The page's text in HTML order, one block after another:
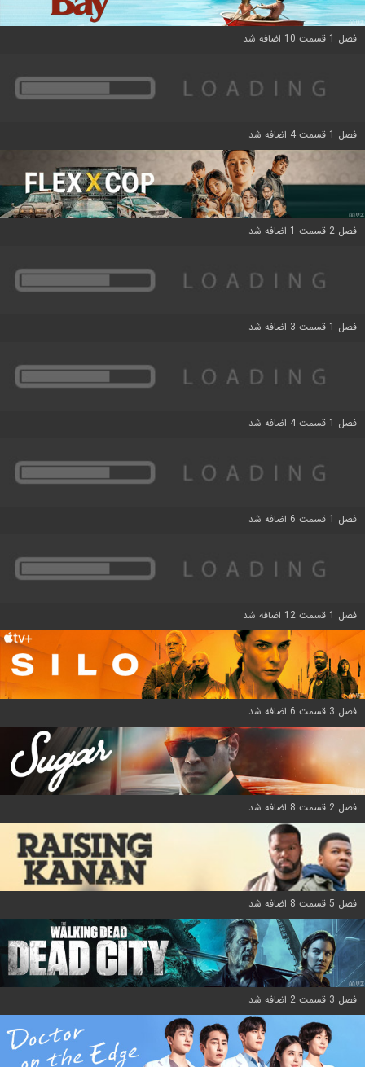
فصل 1 قسمت 10 اضافه شد
فصل 1 قسمت 4 اضافه شد
فصل 2 قسمت 1 اضافه شد
فصل 1 قسمت 3 اضافه شد
فصل 1 قسمت 4 اضافه شد
فصل 1 قسمت 6 اضافه شد
فصل 1 قسمت 12 اضافه شد
فصل 3 قسمت 6 اضافه شد
فصل 2 قسمت 8 اضافه شد
فصل 5 قسمت 8 اضافه شد
فصل 3 قسمت 2 اضافه شد